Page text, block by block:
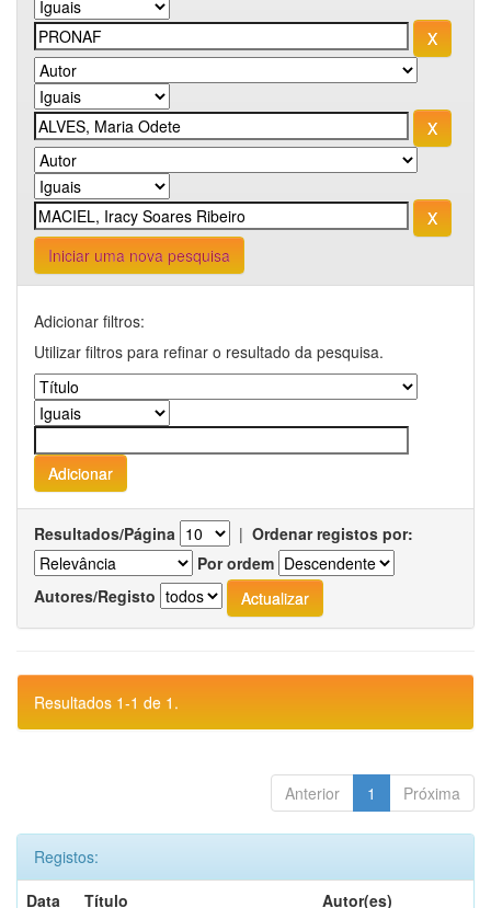
Iniciar uma nova pesquisa
Adicionar filtros:
Utilizar filtros para refinar o resultado da pesquisa.
Resultados/Página | Ordenar registos por:
Por ordem
Autores/Registo
Resultados 1-1 de 1.
Anterior 1 Próxima
Registos:
Data
Título
Autor(es)